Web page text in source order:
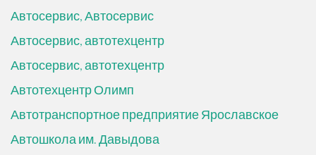
Автосервис, Автосервис
Автосервис, автотехцентр
Автосервис, автотехцентр
Автотехцентр Олимп
Автотранспортное предприятие Ярославское
Автошкола им. Давыдова